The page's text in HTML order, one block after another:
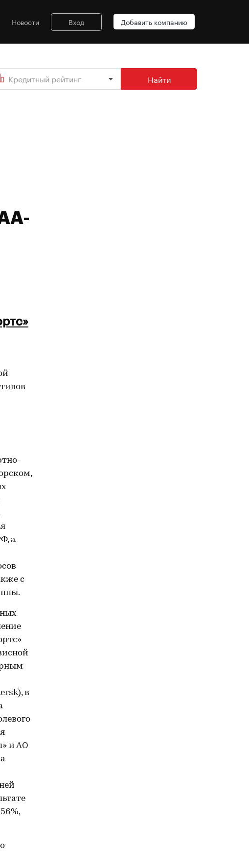
Новости Вход Добавить компанию
Кредитный рейтинг Найти
а
с
в
и АО